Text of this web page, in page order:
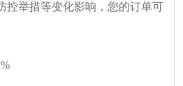
控举措等变化影响，您的订单可